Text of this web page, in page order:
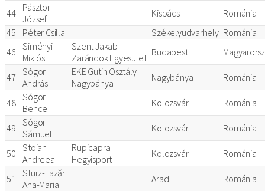
44
Pásztor
József
Kisbács
Románia
45
Péter Csilla Székelyudvarhely Románia
46
Siményi
Miklós
Szent Jakab
Zarándok Egyesület Budapest
47
Sógor
András
EKE Gutin Osztály
Nagybánya
Nagybánya Románia
48 Sógor
Bence
Kolozsvár Románia
49
Sógor
Sámuel
Kolozsvár Románia
50
Stoian
Andreea
Rupicapra
Hegyisport
Kolozsvár Románia
51
Sturz-Lazăr
Ana-Maria
Arad Románia